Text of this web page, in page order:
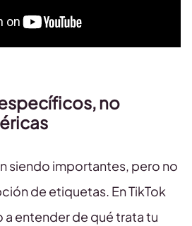
no
siendo importantes, pero no
de etiquetas. En TikTok
a entender de qué trata tu